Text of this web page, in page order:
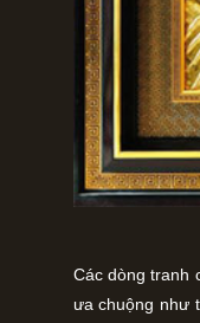
Các dòng tranh
ưa chuộng như